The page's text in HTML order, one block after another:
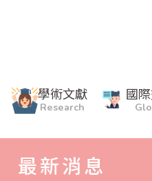
學術文獻
Research
國
最新消息